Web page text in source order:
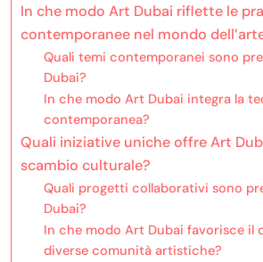
In che modo Art Dubai riflette le
contemporanee nel mondo
Quali temi contemporanei sono
Dubai?
In che modo Art Dubai integra la
contemporanea?
Quali iniziative uniche offre Art
scambio culturale?
Quali progetti collaborativi sono
Dubai?
In che modo Art Dubai favorisce il
diverse comunità artistiche?